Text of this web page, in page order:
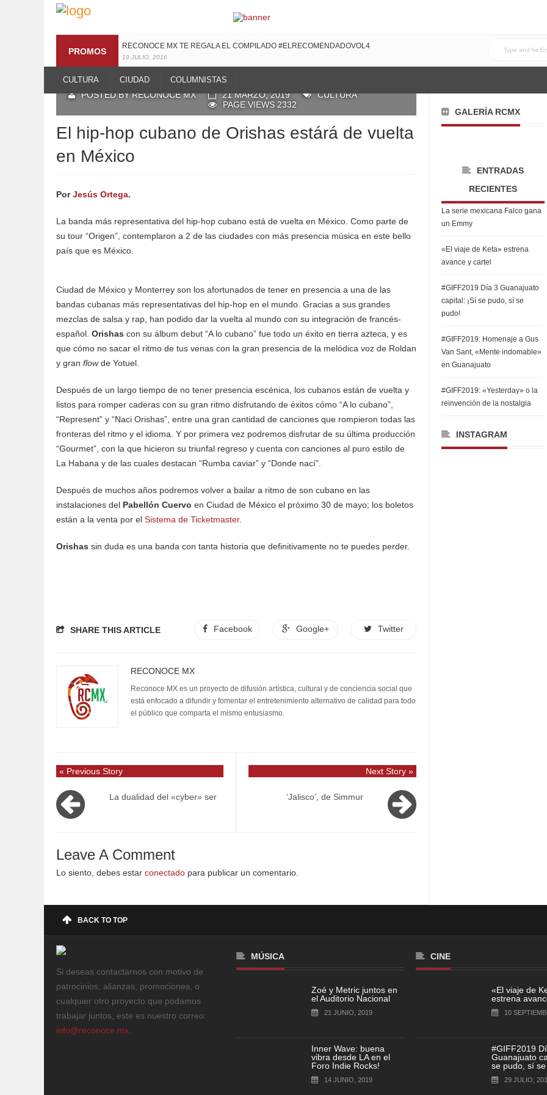
PROMOS
RECONOCE MX TE REGALA EL COMPILADO #ELRECOMENDADOVOL4
19 JULIO, 2016
CULTURA CIUDAD COLUMNISTAS
POSTED BY RECONOCE MX 21 MARZO, 2019
CULTURA
PAGE VIEWS 2332
El hip-hop cubano de Orishas estárá de vuelta
en México
PorJesús Ortega.
La banda más representativa del hip-hop cubano está de vuelta en México. Como parte de
su tour “Origen”, contemplaron a 2 de las ciudades con más presencia música en este bello
país que es México.
Ciudad de México y Monterrey son los afortunados de tener en presencia a una de las
bandas cubanas más representativas del hip-hop en el mundo. Gracias a sus grandes
mezclas de salsa y rap, han podido dar la vuelta al mundo con su integración de francés-
español. Orishas con su álbum debut “A lo cubano” fue todo un éxito en tierra azteca, y es
que cómo no sacar el ritmo de tus venas con la gran presencia de la melódica voz de Roldan
y gran flowde Yotuel.
Después de un largo tiempo de no tener presencia escénica, los cubanos están de vuelta y
listos para romper caderas con su gran ritmo disfrutando de éxitos cómo “A lo cubano”,
“Represent” y “Naci Orishas”, entre una gran cantidad de canciones que rompieron todas las
fronteras del ritmo y el idioma. Y por primera vez podremos disfrutar de su última producción
“Gourmet”, con la que hicieron su triunfal regreso y cuenta con canciones al puro estilo de
La Habana y de las cuales destacan “Rumba caviar” y “Donde nací”.
Después de muchos años podremos volver a bailar a ritmo de son cubano en las
instalaciones del Pabellón Cuervo en Ciudad de México el próximo 30 de mayo; los boletos
están a la venta por el Sistema de Ticketmaster.
Orishas sin duda es una banda con tanta historia que definitivamente no te puedes perder.
SHARE THIS ARTICLE Facebook Google+ Twitter
RECONOCE MX
Reconoce MX es un proyecto de difusión artística, cultural y de conciencia social que
está enfocado a difundir y fomentar el entretenimiento alternativo de calidad para todo
el público que comparta el mismo entusiasmo.
« Previous Story
La dualidad del «cyber» ser
Next Story »
‘Jalisco’, de Simmur
Leave A Comment
Lo siento, debes estar conectado para publicar un comentario.
GALERÍA RCMX
ENTRADAS
RECIENTES
La serie mexicana Falco gana
un Emmy
«El viaje de Keta» estrena
avance y cartel
#GIFF2019 Día 3 Guanajuato
capital: ¡Sí se pudo, sí se
pudo!
#GIFF2019: Homenaje a Gus
Van Sant, «Mente indomable»
en Guanajuato
#GIFF2019: «Yesterday» o la
reinvención de la nostalgia
INSTAGRAM
BACK TO TOP
Si deseas contactarnos con motivo de
patrocinios, alianzas, promociones, o
cualquier otro proyecto que podamos
trabajar juntos, este es nuestro correo:
info@reconoce.mx
MÚSICA
Zoé y Metric juntos en
el Auditorio Nacional
21 JUNIO, 2019
Inner Wave: buena
vibra desde LA en el
Foro Indie Rocks!
14 JUNIO, 2019
CINE
«El viaje de
estrena
10
#GIFF2019
Guanajuato
se pudo, sí
29 JULIO,